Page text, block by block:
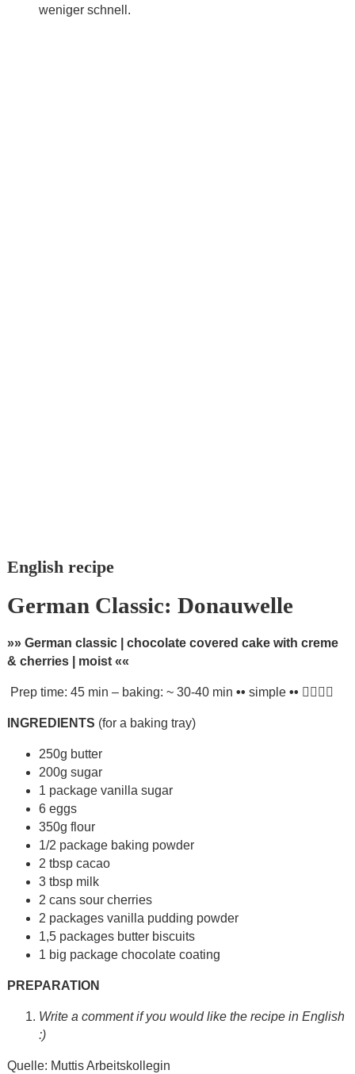
weniger schnell.
English recipe
German Classic: Donauwelle
»» German classic | chocolate covered cake with creme
& cherries | moist ««
Prep time: 45 min – baking: ~ 30-40 min •• simple ••
INGREDIENTS (for a baking tray)
250g butter
200g sugar
1 package vanilla sugar
6 eggs
350g flour
1/2 package baking powder
2 tbsp cacao
3 tbsp milk
2 cans sour cherries
2 packages vanilla pudding powder
1,5 packages butter biscuits
1 big package chocolate coating
PREPARATION
Write a comment if you would like the recipe in English
:)
Quelle: Muttis Arbeitskollegin